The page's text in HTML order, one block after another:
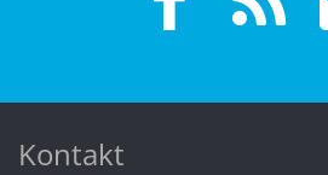
Kontakt